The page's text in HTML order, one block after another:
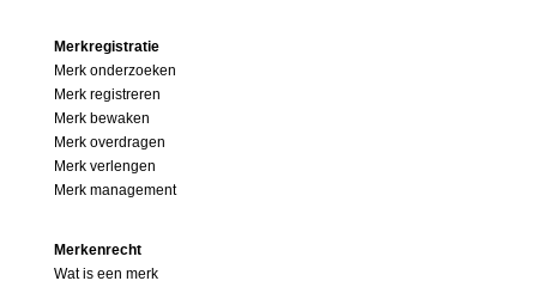
Merkregistratie
Merk onderzoeken
Merk registreren
Merk bewaken
Merk overdragen
Merk verlengen
Merk management
Merkenrecht
Wat is een merk